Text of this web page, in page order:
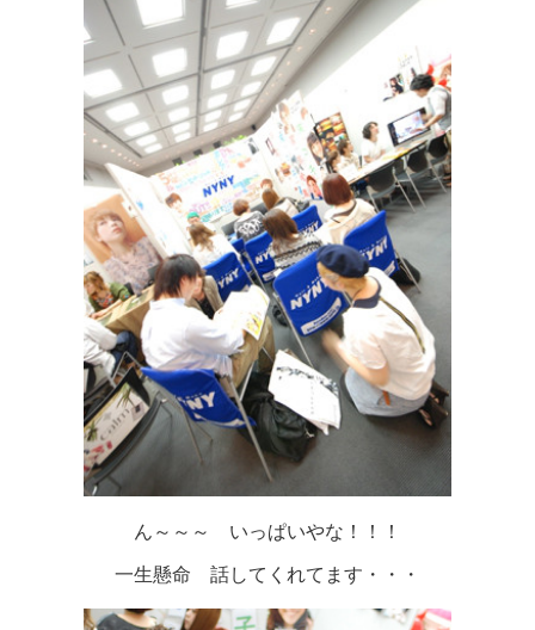
ん～～～ いっぱいやな！！！
一生懸命 話してくれてます・・・